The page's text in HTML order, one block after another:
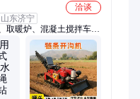
洽谈
山东济宁
取暖炉、混凝土搅拌车、
拌运输机、座驾清雪除雪